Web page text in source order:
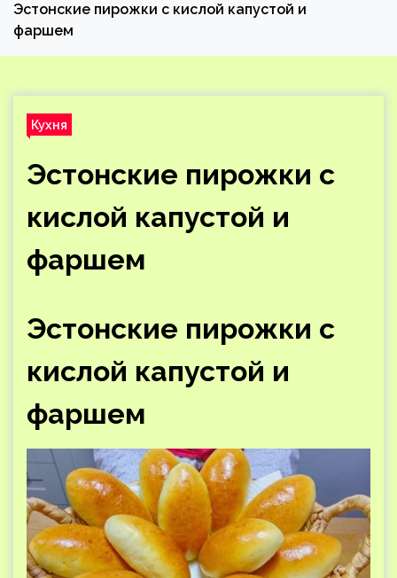
Эстонские пирожки с кислой капустой и
фаршем
Кухня
Эстонские пирожки с
кислой капустой и
фаршем
Эстонские пирожки с
кислой капустой и
фаршем